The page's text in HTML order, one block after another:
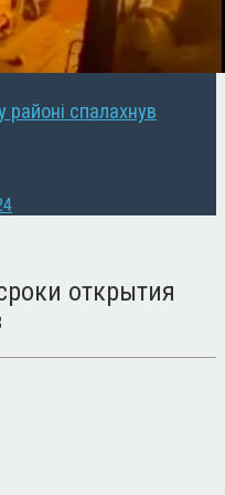
районі спалахнув
открытия